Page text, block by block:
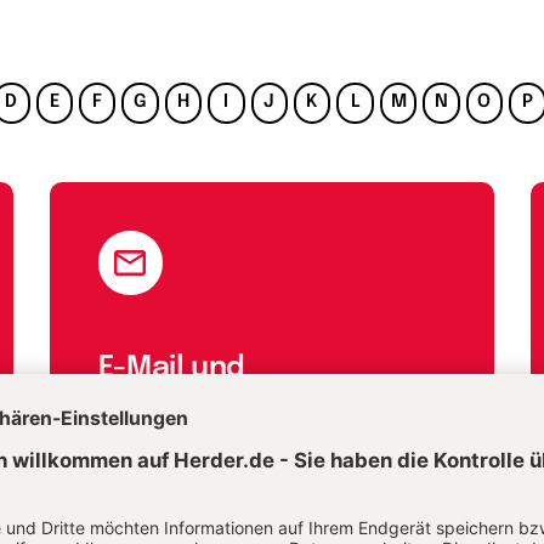
D E F G H I J K L M N O P
E-Mail und
kundenservice@herder.de